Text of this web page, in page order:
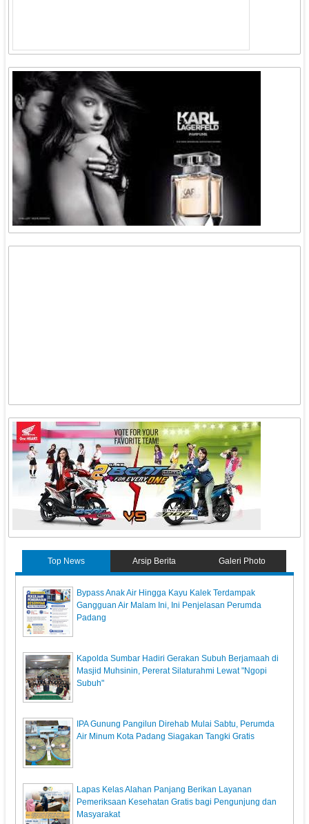
Top News Arsip Berita Galeri Photo
Bypass Anak Air Hingga Kayu Kalek Terdampak
Gangguan Air Malam Ini, Ini Penjelasan Perumda
Padang
Kapolda Sumbar Hadiri Gerakan Subuh Berjamaah di
Masjid Muhsinin, Pererat Silaturahmi Lewat "Ngopi
Subuh"
IPA Gunung Pangilun Direhab Mulai Sabtu, Perumda
Air Minum Kota Padang Siagakan Tangki Gratis
Lapas Kelas Alahan Panjang Berikan Layanan
Pemeriksaan Kesehatan Gratis bagi Pengunjung dan
Masyarakat